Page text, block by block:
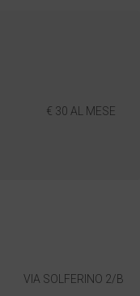
€ 30 AL MESE
VIA SOLFERINO 2/B